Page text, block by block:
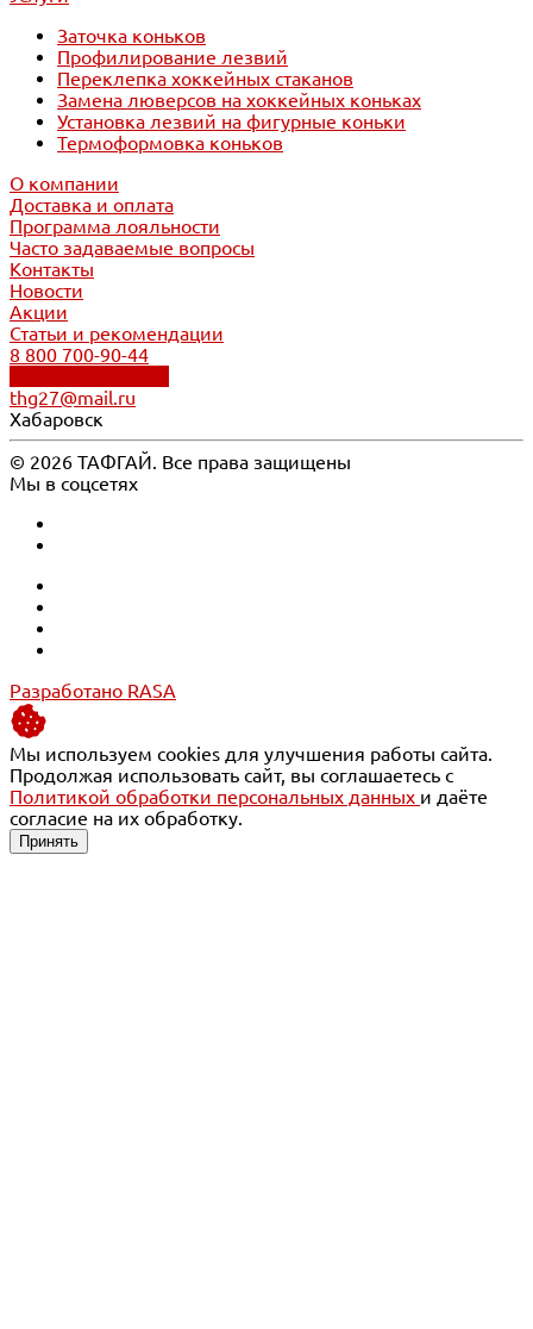
Заточка коньков
Профилирование лезвий
Переклепка хоккейных стаканов
Замена люверсов на хоккейных коньках
Установка лезвий на фигурные коньки
Термоформовка коньков
О компании
Доставка и оплата
Программа лояльности
Часто задаваемые вопросы
Контакты
Новости
Акции
Статьи и рекомендации
8 800 700-90-44
thg27@mail.ru
Хабаровск
© 2026 ТАФГАЙ. Все права защищены
Мы в соцсетях
Разработано RASA
Мы используем cookies для улучшения работы сайта.
Продолжая использовать сайт, вы соглашаетесь с
Политикой обработки персональных данных и даёте
согласие на их обработку.
Принять